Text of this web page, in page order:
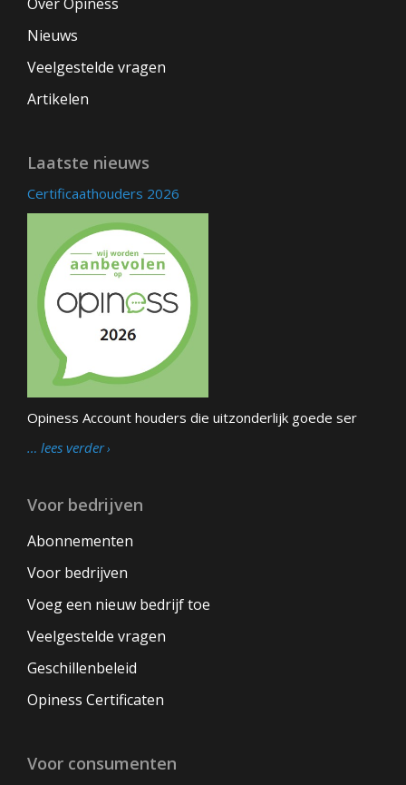
Nieuws
Veelgestelde vragen
Artikelen
Laatste nieuws
Certificaathouders 2026
Opiness Account houders die uitzonderlijk goede ser
… lees verder
Voor bedrijven
Abonnementen
Voor bedrijven
Voeg een nieuw bedrijf toe
Veelgestelde vragen
Geschillenbeleid
Opiness Certificaten
Voor consumenten